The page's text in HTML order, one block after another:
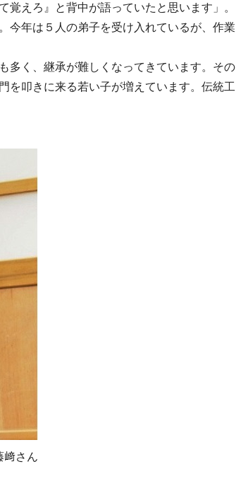
えろ』と背中が語っていたと思います」。
今年は５人の弟子を受け入れているが、作業
多く、継承が難しくなってきています。その
を叩きに来る若い子が増えています。伝統工
﨑さん